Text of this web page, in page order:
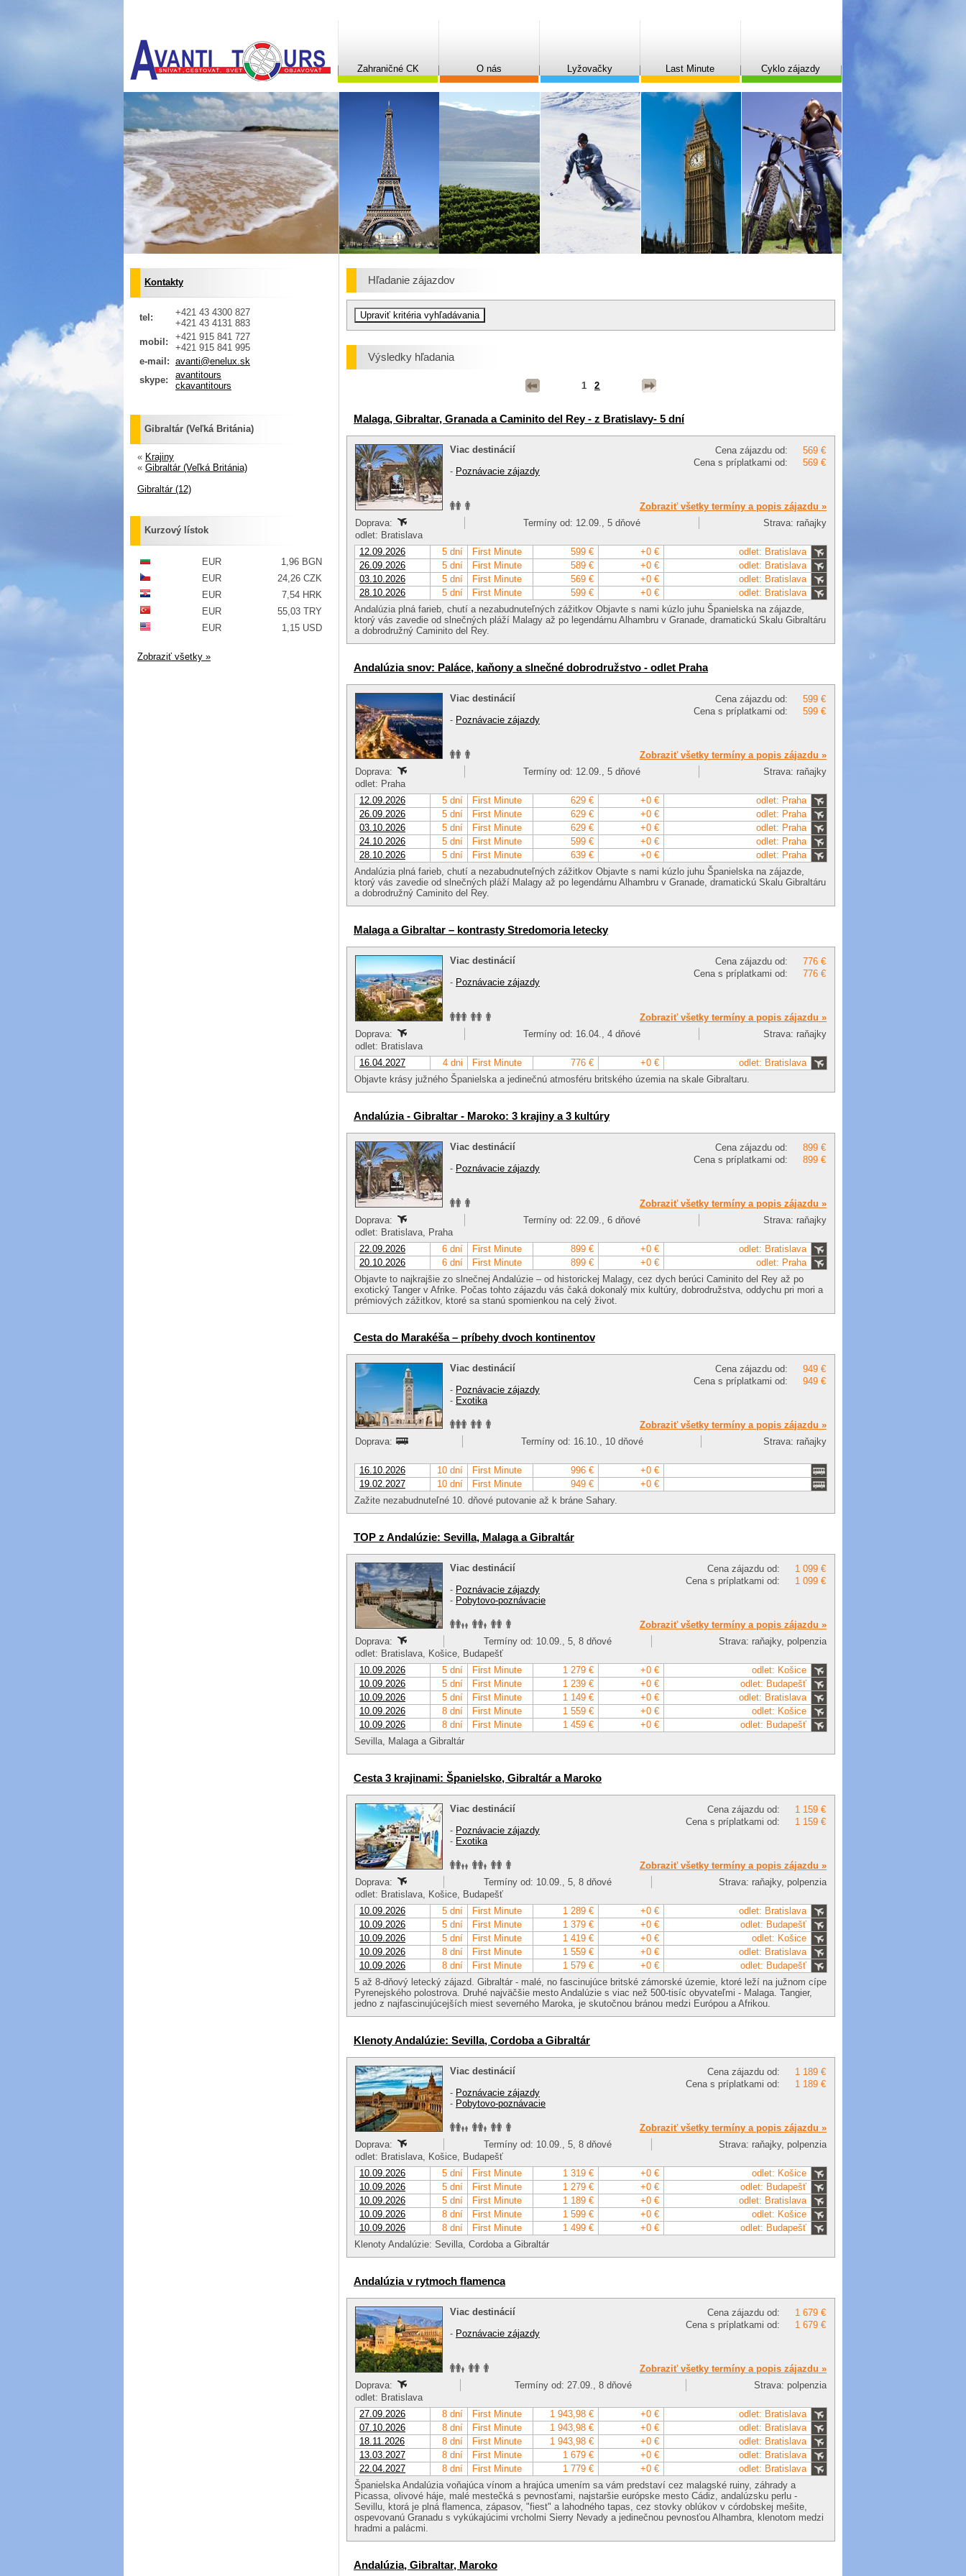
Zahraničné CK O nás Lyžovačky Last Minute Cyklo zájazdy
Hľadanie zájazdov
Výsledky hľadania
1 2
Malaga, Gibraltar, Granada a Caminito del Rey - z Bratislavy- 5 dní
Cena zájazdu od:
569 €
Cena s príplatkami od:
569 €
Viac destinácií
- Poznávacie zájazdy
Zobraziť všetky termíny a popis zájazdu »
Doprava:
Termíny od: 12.09., 5 dňové
Strava: raňajky
odlet: Bratislava
12.09.2026
5 dní First Minute 599 € +0 €
odlet: Bratislava
26.09.2026
5 dní First Minute 589 € +0 €
odlet: Bratislava
03.10.2026
5 dní First Minute 569 € +0 €
odlet: Bratislava
28.10.2026
5 dní First Minute 599 € +0 €
odlet: Bratislava
Andalúzia plná farieb, chutí a nezabudnuteľných zážitkov Objavte s nami kúzlo juhu Španielska na zájazde,
ktorý vás zavedie od slnečných pláží Malagy až po legendárnu Alhambru v Granade, dramatickú Skalu Gibraltáru
a dobrodružný Caminito del Rey.
Andalúzia snov: Paláce, kaňony a slnečné dobrodružstvo - odlet Praha
Cena zájazdu od:
599 €
Cena s príplatkami od:
599 €
Viac destinácií
- Poznávacie zájazdy
Zobraziť všetky termíny a popis zájazdu »
Doprava:
Termíny od: 12.09., 5 dňové
Strava: raňajky
odlet: Praha
12.09.2026
5 dní First Minute 629 € +0 €
odlet: Praha
26.09.2026
5 dní First Minute 629 € +0 €
odlet: Praha
03.10.2026
5 dní First Minute 629 € +0 €
odlet: Praha
24.10.2026
5 dní First Minute 599 € +0 €
odlet: Praha
28.10.2026
5 dní First Minute 639 € +0 €
odlet: Praha
Andalúzia plná farieb, chutí a nezabudnuteľných zážitkov Objavte s nami kúzlo juhu Španielska na zájazde,
ktorý vás zavedie od slnečných pláží Malagy až po legendárnu Alhambru v Granade, dramatickú Skalu Gibraltáru
a dobrodružný Caminito del Rey.
Malaga a Gibraltar – kontrasty Stredomoria letecky
Cena zájazdu od:
776 €
Cena s príplatkami od:
776 €
Viac destinácií
- Poznávacie zájazdy
Zobraziť všetky termíny a popis zájazdu »
Doprava:
Termíny od: 16.04., 4 dňové
Strava: raňajky
odlet: Bratislava
16.04.2027
4 dni First Minute 776 € +0 €
odlet: Bratislava
Objavte krásy južného Španielska a jedinečnú atmosféru britského územia na skale Gibraltaru.
Andalúzia - Gibraltar - Maroko: 3 krajiny a 3 kultúry
Cena zájazdu od:
899 €
Cena s príplatkami od:
899 €
Viac destinácií
- Poznávacie zájazdy
Zobraziť všetky termíny a popis zájazdu »
Doprava:
Termíny od: 22.09., 6 dňové
Strava: raňajky
odlet: Bratislava, Praha
22.09.2026
6 dní First Minute 899 € +0 €
odlet: Bratislava
20.10.2026
6 dní First Minute 899 € +0 €
odlet: Praha
Objavte to najkrajšie zo slnečnej Andalúzie – od historickej Malagy, cez dych berúci Caminito del Rey až po
exotický Tanger v Afrike. Počas tohto zájazdu vás čaká dokonalý mix kultúry, dobrodružstva, oddychu pri mori a
prémiových zážitkov, ktoré sa stanú spomienkou na celý život.
Cesta do Marakéša – príbehy dvoch kontinentov
Cena zájazdu od:
949 €
Cena s príplatkami od:
949 €
Viac destinácií
- Poznávacie zájazdy
- Exotika
Zobraziť všetky termíny a popis zájazdu »
Doprava:
Termíny od: 16.10., 10 dňové Strava: raňajky
16.10.2026 10 dní First Minute 996 €
+0 €
19.02.2027
10 dní First Minute 949 €
+0 €
Zažite nezabudnuteľné 10. dňové putovanie až k bráne Sahary.
TOP z Andalúzie: Sevilla, Malaga a Gibraltár
Cena zájazdu od:
1 099 €
Cena s príplatkami od:
1 099 €
Viac destinácií
- Poznávacie zájazdy
- Pobytovo-poznávacie
Zobraziť všetky termíny a popis zájazdu »
Doprava:
Termíny od: 10.09., 5, 8 dňové
Strava: raňajky, polpenzia
odlet: Bratislava, Košice, Budapešť
10.09.2026
5 dní First Minute 1 279 € +0 €
odlet: Košice
10.09.2026
5 dní First Minute 1 239 € +0 €
odlet: Budapešť
10.09.2026
5 dní First Minute 1 149 € +0 €
odlet: Bratislava
10.09.2026
8 dní First Minute 1 559 € +0 €
odlet: Košice
10.09.2026
8 dní First Minute 1 459 € +0 €
odlet: Budapešť
Sevilla, Malaga a Gibraltár
Cesta 3 krajinami: Španielsko, Gibraltár a Maroko
Cena zájazdu od:
1 159 €
Cena s príplatkami od:
1 159 €
Viac destinácií
- Poznávacie zájazdy
- Exotika
Zobraziť všetky termíny a popis zájazdu »
Doprava:
Termíny od: 10.09., 5, 8 dňové
Strava: raňajky, polpenzia
odlet: Bratislava, Košice, Budapešť
10.09.2026
5 dní First Minute 1 289 € +0 €
odlet: Bratislava
10.09.2026
5 dní First Minute 1 379 € +0 €
odlet: Budapešť
10.09.2026
5 dní First Minute 1 419 € +0 €
odlet: Košice
10.09.2026
8 dní First Minute 1 559 € +0 €
odlet: Bratislava
10.09.2026
8 dní First Minute 1 579 € +0 €
odlet: Budapešť
5 až 8-dňový letecký zájazd. Gibraltár - malé, no fascinujúce britské zámorské územie, ktoré leží na južnom cípe
Pyrenejského polostrova. Druhé najväčšie mesto Andalúzie s viac než 500-tisíc obyvateľmi - Malaga. Tangier,
jedno z najfascinujúcejších miest severného Maroka, je skutočnou bránou medzi Európou a Afrikou.
Klenoty Andalúzie: Sevilla, Cordoba a Gibraltár
Cena zájazdu od:
1 189 €
Cena s príplatkami od:
1 189 €
Viac destinácií
- Poznávacie zájazdy
- Pobytovo-poznávacie
Zobraziť všetky termíny a popis zájazdu »
Doprava:
Termíny od: 10.09., 5, 8 dňové
Strava: raňajky, polpenzia
odlet: Bratislava, Košice, Budapešť
10.09.2026
5 dní First Minute 1 319 € +0 €
odlet: Košice
10.09.2026
5 dní First Minute 1 279 € +0 €
odlet: Budapešť
10.09.2026
5 dní First Minute 1 189 € +0 €
odlet: Bratislava
10.09.2026
8 dní First Minute 1 599 € +0 €
odlet: Košice
10.09.2026
8 dní First Minute 1 499 € +0 €
odlet: Budapešť
Klenoty Andalúzie: Sevilla, Cordoba a Gibraltár
Andalúzia v rytmoch flamenca
Cena zájazdu od:
1 679 €
Cena s príplatkami od:
1 679 €
Viac destinácií
- Poznávacie zájazdy
Zobraziť všetky termíny a popis zájazdu »
Doprava:
Termíny od: 27.09., 8 dňové
Strava: polpenzia
odlet: Bratislava
27.09.2026
8 dní First Minute 1 943,98 € +0 €
odlet: Bratislava
07.10.2026
8 dní First Minute 1 943,98 € +0 €
odlet: Bratislava
18.11.2026
8 dní First Minute 1 943,98 € +0 €
odlet: Bratislava
13.03.2027
8 dní First Minute 1 679 € +0 €
odlet: Bratislava
22.04.2027
8 dní First Minute 1 779 € +0 €
odlet: Bratislava
Španielska Andalúzia voňajúca vínom a hrajúca umením sa vám predstaví cez malagské ruiny, záhrady a
Picassa, olivové háje, malé mestečká s pevnosťami, najstaršie európske mesto Cádiz, andalúzsku perlu -
Sevillu, ktorá je plná flamenca, zápasov, "fiest" a lahodného tapas, cez stovky oblúkov v córdobskej mešite,
ospevovanú Granadu s vykúkajúcimi vrcholmi Sierry Nevady a jedinečnou pevnosťou Alhambra, klenotom medzi
hradmi a palácmi.
Andalúzia, Gibraltar, Maroko
Kontakty
tel:
+421 43 4300 827
+421 43 4131 883
mobil:
+421 915 841 727
+421 915 841 995
e-mail: avanti@enelux.sk
skype:
avantitours
ckavantitours
Gibraltár (Veľká Británia)
« Krajiny
« Gibraltár (Veľká Británia)
Gibraltár (12)
Kurzový lístok
EUR
1,96 BGN
EUR
24,26 CZK
EUR
7,54 HRK
EUR
55,03 TRY
EUR
1,15 USD
Zobraziť všetky »